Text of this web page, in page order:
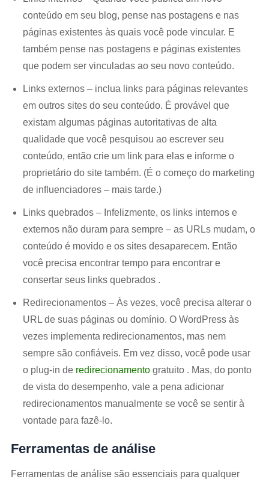
conteúdo em seu blog, pense nas postagens e nas
páginas existentes às quais você pode vincular. E
também pense nas postagens e páginas existentes
que podem ser vinculadas ao seu novo conteúdo.
Links externos – inclua links para páginas relevantes
em outros sites do seu conteúdo. É provável que
existam algumas páginas autoritativas de alta
qualidade que você pesquisou ao escrever seu
conteúdo, então crie um link para elas e informe o
proprietário do site também. (É o começo do marketing
de influenciadores – mais tarde.)
Links quebrados – Infelizmente, os links internos e
externos não duram para sempre – as URLs mudam, o
conteúdo é movido e os sites desaparecem. Então
você precisa encontrar tempo para encontrar e
consertar seus links quebrados .
Redirecionamentos – Às vezes, você precisa alterar o
URL de suas páginas ou domínio. O WordPress às ​​
vezes implementa redirecionamentos, mas nem
sempre são confiáveis. Em vez disso, você pode usar
o plug-in de redirecionamento gratuito . Mas, do ponto
de vista do desempenho, vale a pena adicionar
redirecionamentos manualmente se você se sentir à
vontade para fazê-lo.
Ferramentas de análise
Ferramentas de análise são essenciais para qualquer